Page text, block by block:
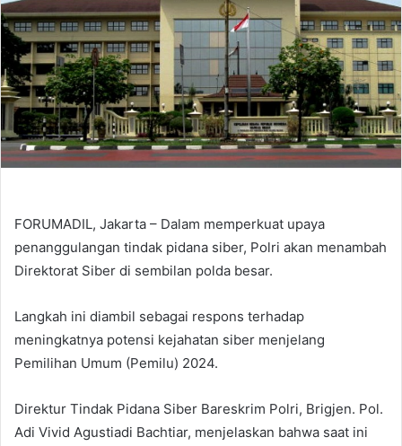
FORUMADIL, Jakarta – Dalam memperkuat upaya
penanggulangan tindak pidana siber, Polri akan menambah
Direktorat Siber di sembilan polda besar.
Langkah ini diambil sebagai respons terhadap
meningkatnya potensi kejahatan siber menjelang
Pemilihan Umum (Pemilu) 2024.
Direktur Tindak Pidana Siber Bareskrim Polri, Brigjen. Pol.
Adi Vivid Agustiadi Bachtiar, menjelaskan bahwa saat ini